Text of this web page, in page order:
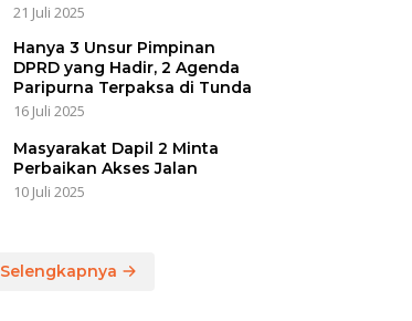
21 Juli 2025
Hanya 3 Unsur Pimpinan
DPRD yang Hadir, 2 Agenda
Paripurna Terpaksa di Tunda
16 Juli 2025
Masyarakat Dapil 2 Minta
Perbaikan Akses Jalan
10 Juli 2025
Selengkapnya